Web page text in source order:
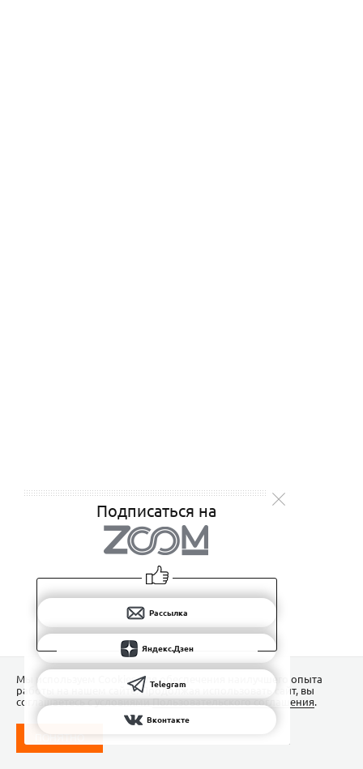
Подписаться на
Рассылка
Яндекс.Дзен
Telegram
Вконтакте
Мы используем Сookies для обеспечения наилучшего опыта
работы на нашем сайте. Продолжая использовать сайт, вы
соглашаетесь с условиямиПользовательского соглашения.
ПОНЯТНО